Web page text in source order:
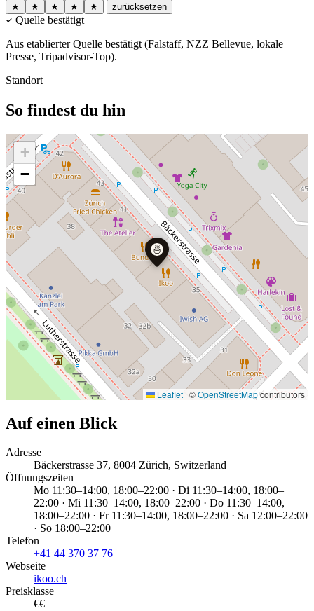
★ ★ ★ ★ ★ zurücksetzen
Quelle bestätigt
Aus etablierter Quelle bestätigt (Falstaff, NZZ Bellevue, lokale
Presse, Tripadvisor-Top).
Standort
So findest du hin
🍜
+
−
Leaflet | ©OpenStreetMapcontributors
Auf einen Blick
Adresse
Bäckerstrasse 37, 8004 Zürich, Switzerland
Öffnungszeiten
Mo 11:30–14:00, 18:00–22:00 · Di 11:30–14:00, 18:00–
22:00 · Mi 11:30–14:00, 18:00–22:00 · Do 11:30–14:00,
18:00–22:00 · Fr 11:30–14:00, 18:00–22:00 · Sa 12:00–22:00
· So 18:00–22:00
Telefon
+41 44 370 37 76
Webseite
ikoo.ch
Preisklasse
€€